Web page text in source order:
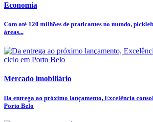
Economia
Com até 120 milhões de praticantes no mundo,
áreas...
Mercado imobiliário
Da entrega ao próximo lançamento, Excelência
Porto Belo